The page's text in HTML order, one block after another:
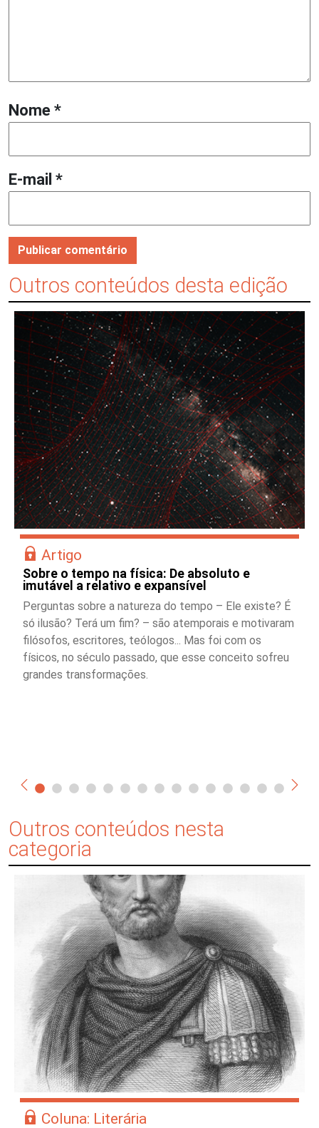
Nome *
E-mail *
Outros conteúdos desta edição
Artigo
Sobre o tempo na física: De absoluto e
imutável a relativo e expansível
Perguntas sobre a natureza do tempo – Ele existe? É
só ilusão? Terá um fim? – são atemporais e motivaram
filósofos, escritores, teólogos... Mas foi com os
físicos, no século passado, que esse conceito sofreu
grandes transformações.
Outros conteúdos nesta
categoria
Coluna: Literária